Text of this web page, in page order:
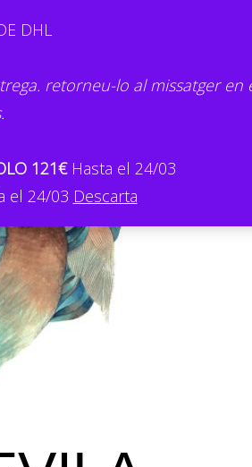
DHL
retorneu-lo al missatger en
121€ Hasta el 24/03
el 24/03 Descarta